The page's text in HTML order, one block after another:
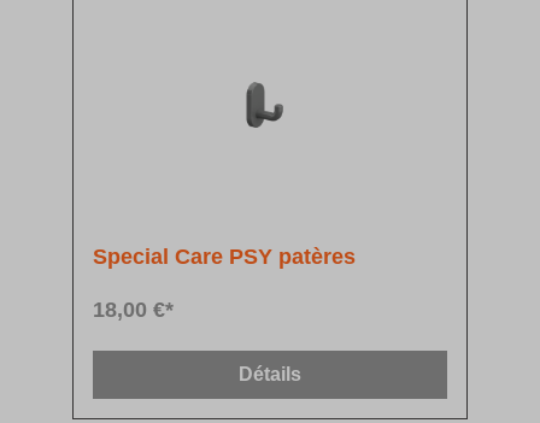
Special Care PSY patères
18,00 €*
Détails